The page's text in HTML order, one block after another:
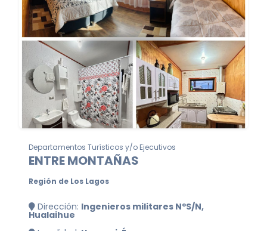
Departamentos Turísticos y/o Ejecutivos
ENTRE MONTAÑAS
Región de Los Lagos
Dirección: Ingenieros militares NºS/N,
Hualaihue